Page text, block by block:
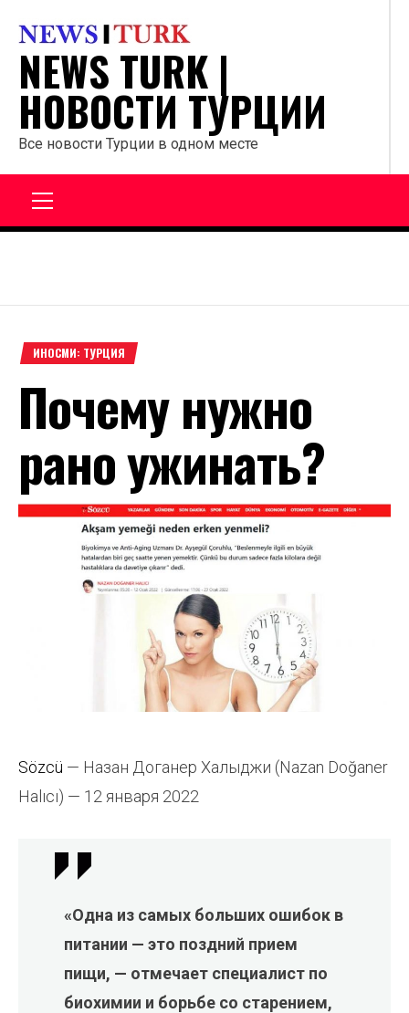
содержанию
NEWS TURK |
НОВОСТИ ТУРЦИИ
Все новости Турции в одном месте
ИНОСМИ: ТУРЦИЯ
Почему нужно
рано ужинать?
Sözcü — Назан Доганер Халыджи (Nazan Doğaner
Halıcı) — 12 января 2022
«Одна из самых больших ошибок в
питании — это поздний прием
пищи, — отмечает специалист по
биохимии и борьбе со старением,